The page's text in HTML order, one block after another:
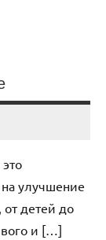
на улучшение
от детей до
и […]